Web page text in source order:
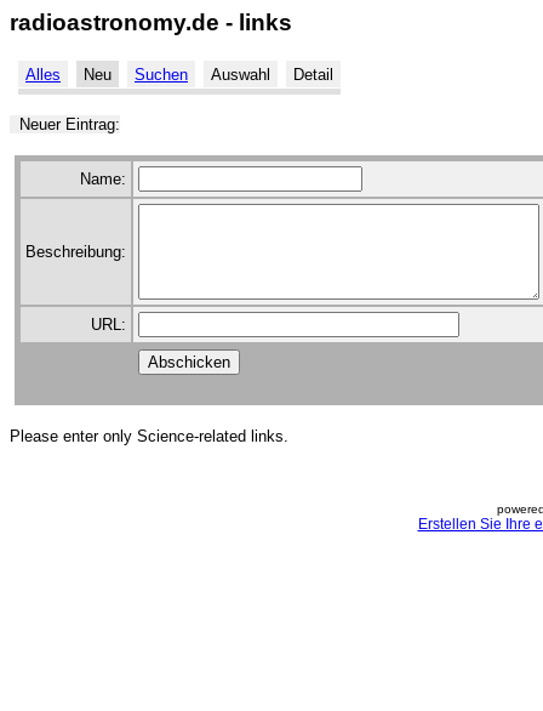
radioastronomy.de - links
Alles Neu Suchen Auswahl Detail
Neuer Eintrag:
Name:
Beschreibung:
URL:
Please enter only Science-related links.
Erstellen Sie Ihre